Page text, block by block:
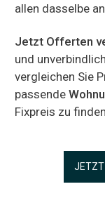
allen dasselbe
Jetzt Offerten
und unverbindlich
vergleichen Sie
passende
Fixpreis zu
JETZT